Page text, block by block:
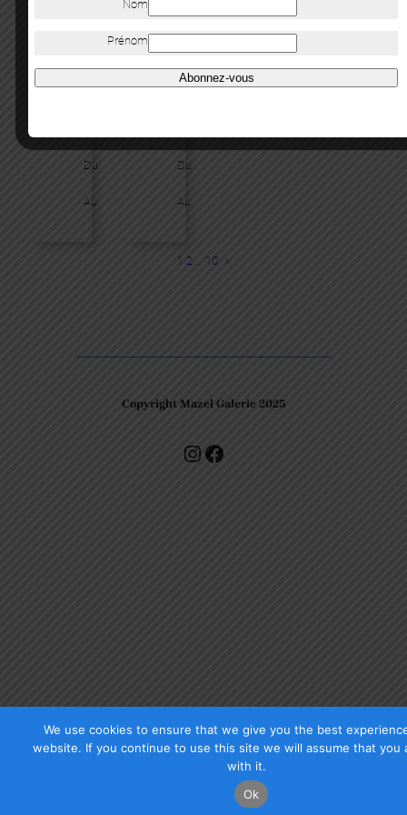
NOUVELLE
COLLABORATION
:
Du
Au
NOUVELLE
COLLABORATION
:
Du
Au
1 2 10 »
Copyright Mazel Galerie 2025
Check our photos on Instagram ! Facebook
We use cookies to ensure that we give you the best
website. If you continue to use this site we will assume that you
with it.
Ok
Nom
Prénom
Abonnez-vous